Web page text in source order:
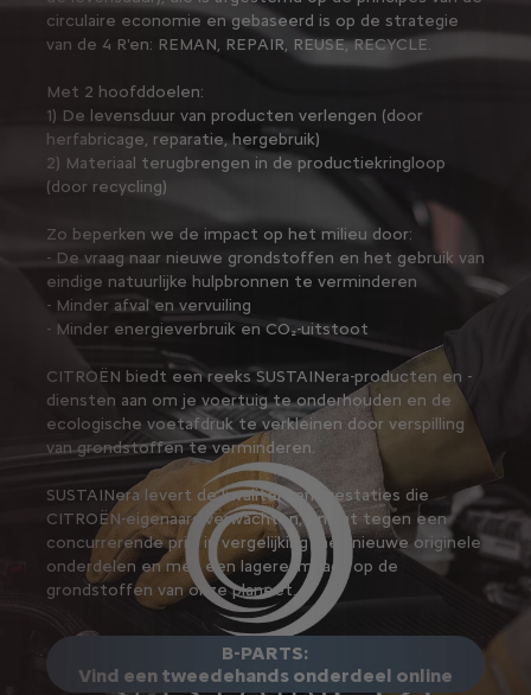
circulaire economie en gebaseerd is op de strategie
van de 4 R'en: REMAN, REPAIR, REUSE, RECYCLE.
Met 2 hoofddoelen:
1) De levensduur van producten verlengen (door
herfabricage, reparatie, hergebruik)
2) Materiaal terugbrengen in de productiekringloop
(door recycling)
Zo beperken we de impact op het milieu door:
- De vraag naar nieuwe grondstoffen en het gebruik van
eindige natuurlijke hulpbronnen te verminderen
- Minder afval en vervuiling
- Minder energieverbruik en CO₂-uitstoot
CITROËN biedt een reeks SUSTAINera-producten en -
diensten aan om je voertuig te onderhouden en de
ecologische voetafdruk te verkleinen door verspilling
van grondstoffen te verminderen.
SUSTAINera levert de kwaliteit en prestaties die
CITROËN-eigenaars verwachten, en dat tegen een
concurrerende prijs in vergelijking met nieuwe originele
onderdelen en met een lagere impact op de
grondstoffen van onze planeet.
B-PARTS:
Vind een tweedehands onderdeel online